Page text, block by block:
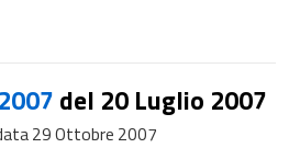
del 20 Luglio 2007
29 Ottobre 2007